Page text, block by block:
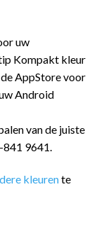
uw
Kompakt kleur
AppStore voor
Android
van de juiste
841 9641.
kleurente